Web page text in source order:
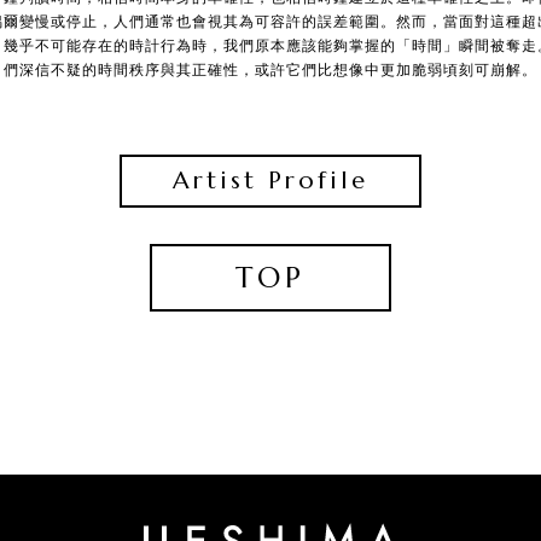
爾變慢或停止，人們通常也會視其為可容許的誤差範圍。然而，當面對這種超
幾乎不可能存在的時計行為時，我們原本應該能夠掌握的「時間」瞬間被奪走
們深信不疑的時間秩序與其正確性，或許它們比想像中更加脆弱頃刻可崩解。
Artist Profile
TOP